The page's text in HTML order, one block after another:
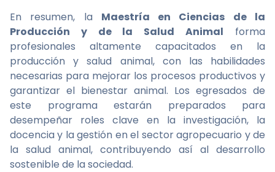
En resumen, la Maestría en Ciencias de la
Producción y de la Salud Animal forma
profesionales altamente capacitados en la
producción y salud animal, con las habilidades
necesarias para mejorar los procesos productivos y
garantizar el bienestar animal. Los egresados de
este programa estarán preparados para
desempeñar roles clave en la investigación, la
docencia y la gestión en el sector agropecuario y de
la salud animal, contribuyendo así al desarrollo
sostenible de la sociedad.